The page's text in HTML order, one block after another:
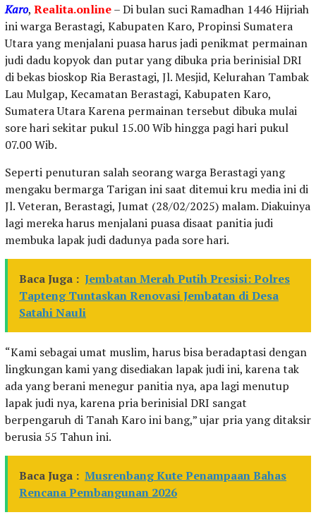
Karo, Realita.online– Di bulan suci Ramadhan 1446 Hijriah
ini warga Berastagi, Kabupaten Karo, Propinsi Sumatera
Utara yang menjalani puasa harus jadi penikmat permainan
judi dadu kopyok dan putar yang dibuka pria berinisial DRI
di bekas bioskop Ria Berastagi, Jl. Mesjid, Kelurahan Tambak
Lau Mulgap, Kecamatan Berastagi, Kabupaten Karo,
Sumatera Utara Karena permainan tersebut dibuka mulai
sore hari sekitar pukul 15.00 Wib hingga pagi hari pukul
07.00 Wib.
Seperti penuturan salah seorang warga Berastagi yang
mengaku bermarga Tarigan ini saat ditemui kru media ini di
Jl. Veteran, Berastagi, Jumat (28/02/2025) malam. Diakuinya
lagi mereka harus menjalani puasa disaat panitia judi
membuka lapak judi dadunya pada sore hari.
Baca Juga : Jembatan Merah Putih Presisi: Polres
Tapteng Tuntaskan Renovasi Jembatan di Desa
Satahi Nauli
“Kami sebagai umat muslim, harus bisa beradaptasi dengan
lingkungan kami yang disediakan lapak judi ini, karena tak
ada yang berani menegur panitia nya, apa lagi menutup
lapak judi nya, karena pria berinisial DRI sangat
berpengaruh di Tanah Karo ini bang,” ujar pria yang ditaksir
berusia 55 Tahun ini.
Baca Juga : Musrenbang Kute Penampaan Bahas
Rencana Pembangunan 2026